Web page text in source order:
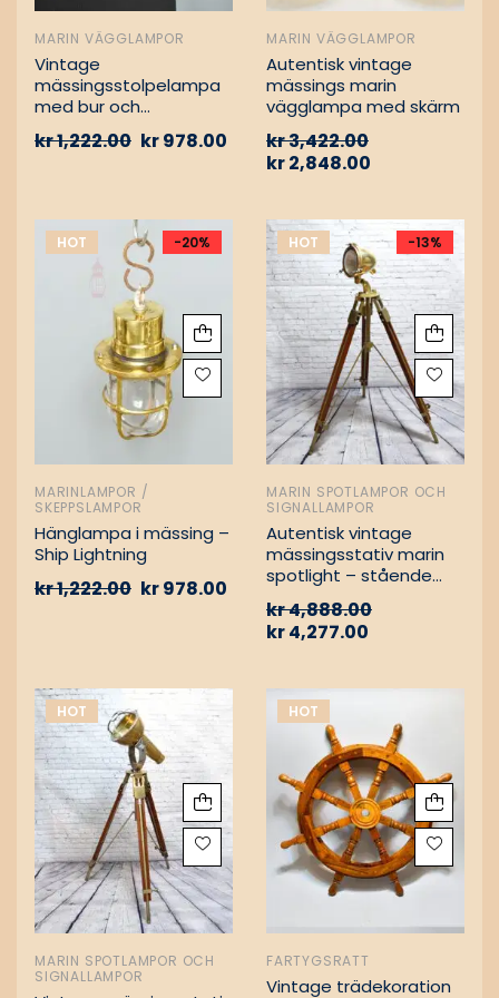
MARIN VÄGGLAMPOR
Vintage
mässingsstolpelampa
med bur och
Nautisk
kr1,222.00 kr978.00
MARIN VÄGGLAMPOR
Autentisk vintage
mässings marin
vägglampa med skärm
kr3,422.00
kr2,848.00
HOT -20%
MARINLAMPOR /
SKEPPSLAMPOR
Hänglampa i mässing –
Ship Lightning
kr1,222.00 kr978.00
HOT -13%
MARIN SPOTLAMPOR OCH
SIGNALLAMPOR
Autentisk vintage
mässingsstativ marin
spotlight – stående
kr4,888.00
kr4,277.00
HOT
MARIN SPOTLAMPOR OCH
SIGNALLAMPOR
HOT
FARTYGSRATT
Vintage trädekoration